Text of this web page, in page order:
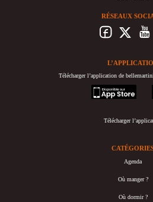
RÉSEAUX
Télécharger l’application de
appstore
Télécharger
Agenda
Où manger ?
Où dormir ?